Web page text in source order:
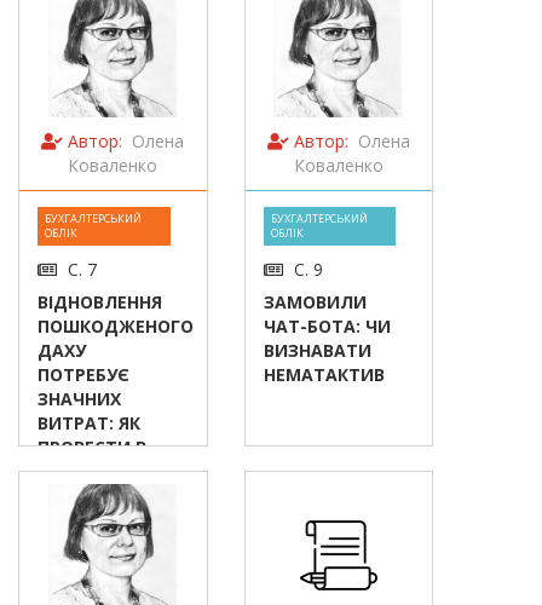
Автор: Олена
Коваленко
БУХГАЛТЕРСЬКИЙ
ОБЛІК
С. 7
ВІДНОВЛЕННЯ
ПОШКОДЖЕНОГО
ДАХУ
ПОТРЕБУЄ
ЗНАЧНИХ
ВИТРАТ: ЯК
ПРОВЕСТИ В
БУХОБЛІКУ
Автор: Олена
Коваленко
БУХГАЛТЕРСЬКИЙ
ОБЛІК
С. 9
ЗАМОВИЛИ
ЧАТ-БОТА: ЧИ
ВИЗНАВАТИ
НЕМАТАКТИВ